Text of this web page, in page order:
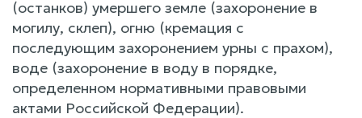
(останков) умершего земле (захоронение в
могилу, склеп), огню (кремация с
последующим захоронением урны с прахом),
воде (захоронение в воду в порядке,
определенном нормативными правовыми
актами Российской Федерации).